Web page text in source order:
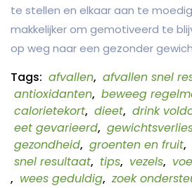
te stellen en elkaar aan te
makkelijker om gemotiveerd te
op weg naar een gezonder
Tags: afvallen, afvallen snel
antioxidanten, beweeg
calorietekort, dieet, drink
eet gevarieerd,
gezondheid, groenten en fruit,
snel resultaat, tips, vezels,
, wees geduldig, zoek